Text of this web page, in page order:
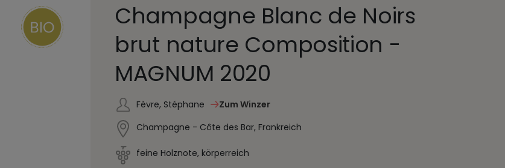
Champagne Blanc de Noirs
brut nature Composition -
MAGNUM 2020
Fèvre, Stéphane
Zum Winzer
Champagne - Côte des Bar, Frankreich
feine Holznote, körperreich